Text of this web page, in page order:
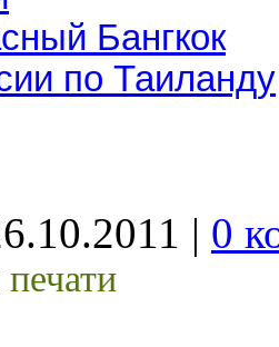
Бангкок
по Таиланду
| 0